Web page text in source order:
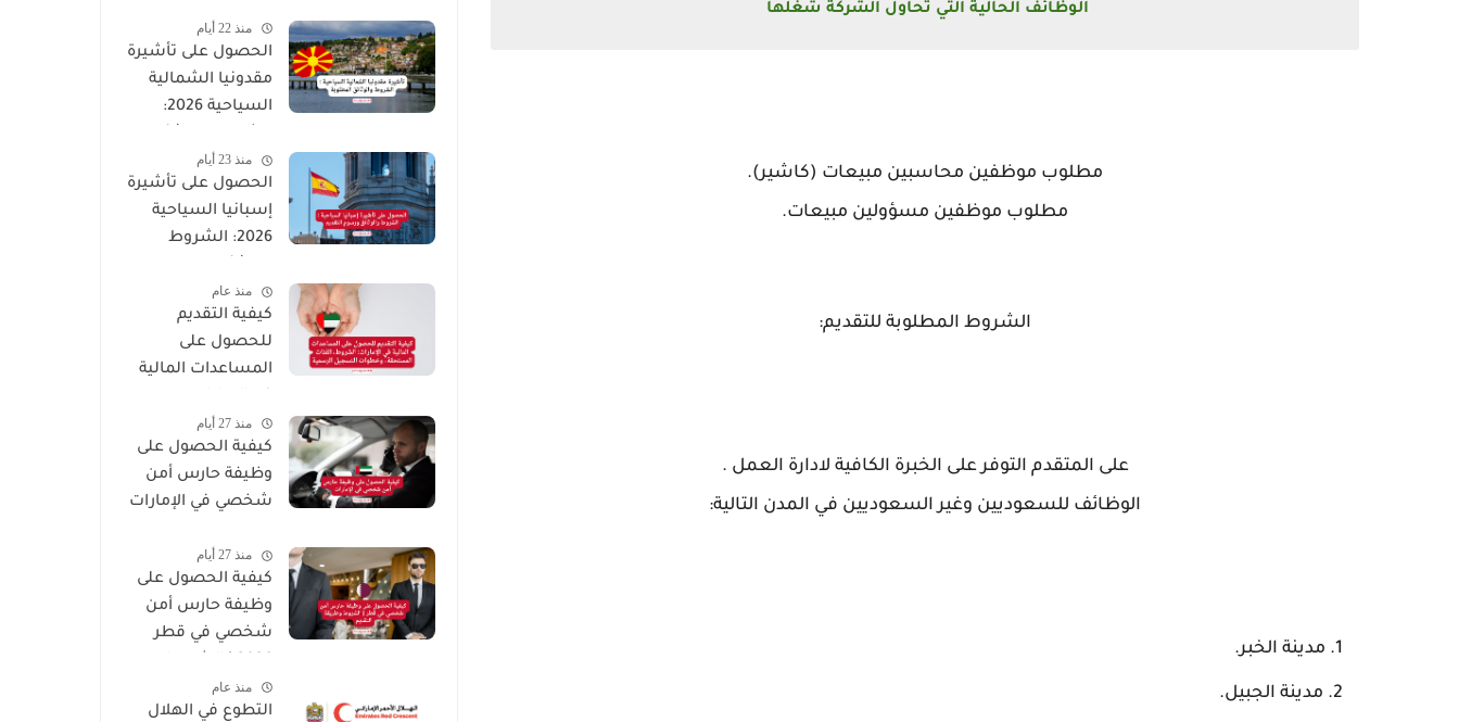
الوظائف الحالية التي تحاول الشركة شغلها
مطلوب موظفين محاسبين مبيعات (كاشير).
مطلوب موظفين مسؤولين مبيعات.
الشروط المطلوبة للتقديم:
على المتقدم التوفر على الخبرة الكافية لادارة العمل .
الوظائف للسعوديين وغير السعوديين في المدن التالية:
مدينة الخبر.
مدينة الجبيل.
منذ 22 أيام
الحصول على تأشيرة
مقدونيا الشمالية
السياحية 2026:
المطلوبة
منذ 23 أيام
الحصول على تأشيرة
إسبانيا السياحية
2026: الشروط
التقديم
منذ عام
كيفية التقديم
للحصول على
المساعدات المالية
الشروط، الفئات
المستحقة، وخطوات
التسجيل الرسمية
منذ 27 أيام
كيفية الحصول على
وظيفة حارس أمن
شخصي في الإمارات
منذ 27 أيام
كيفية الحصول على
وظيفة حارس أمن
شخصي في قطر
وطريقة التقديم
منذ عام
التطوع في الهلال